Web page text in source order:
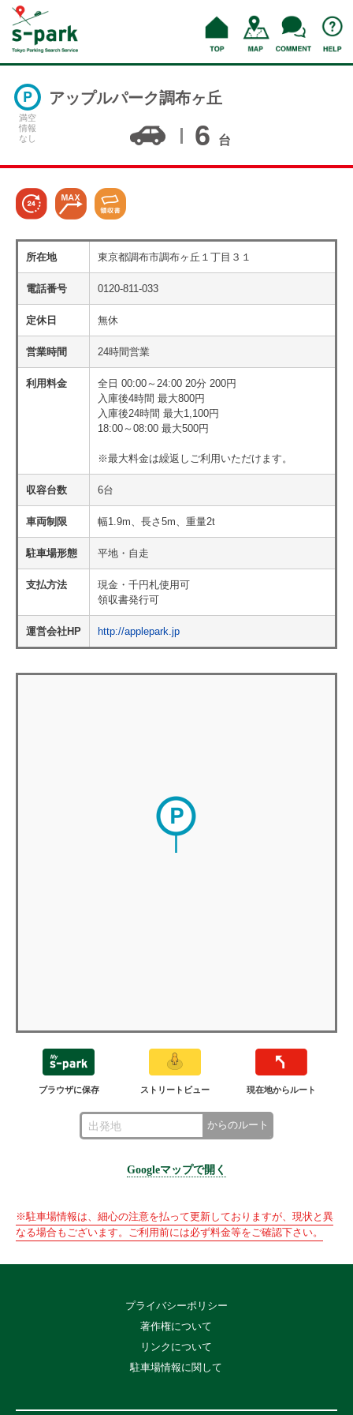
満空
情報
なし
アップルパーク調布ヶ丘
6 台
所在地 東京都調布市調布ヶ丘１丁目３１
電話番号 0120-811-033
定休日 無休
営業時間 24時間営業
利用料金
全日 00:00～24:00 20分 200円
入庫後4時間 最大800円
入庫後24時間 最大1,100円
18:00～08:00 最大500円
※最大料金は繰返しご利用いただけます。
収容台数 6台
車両制限 幅1.9m、長さ5m、重量2t
駐車場形態 平地・自走
支払方法
現金・千円札使用可
領収書発行可
運営会社HP http://applepark.jp
ブラウザに保存 ストリートビュー 現在地からルート
からのルート
Googleマップで開く
※駐車場情報は、細心の注意を払って更新しておりますが、現状と異
なる場合もございます。ご利用前には必ず料金等をご確認下さい。
プライバシーポリシー
著作権について
リンクについて
駐車場情報に関して